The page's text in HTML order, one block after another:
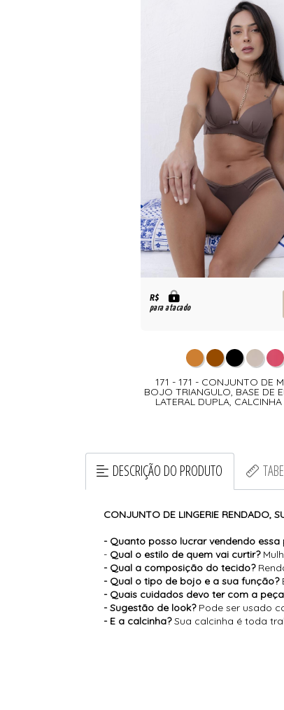
R$
para atacado
171 - 171 - CONJUNTO DE
BOJO TRIANGULO, BASE DE
LATERAL DUPLA,
DESCRIÇÃO DO PRODUTO
CONJUNTO DE LINGERIE RENDADO,
- Quanto posso lucrar vendendo essa
- Qual o estilo de quem vai curtir?
- Qual a composição do tecido?
- Qual o tipo de bojo e a sua função?
- Quais cuidados devo ter com a
- Sugestão de look?Pode ser usado
- E a calcinha?Sua calcinha é toda